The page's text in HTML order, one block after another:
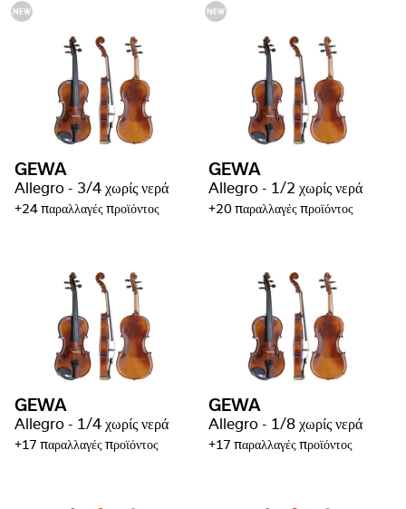
GEWA
Allegro - 3/4 χωρίς νερά
+24 παραλλαγές προϊόντος
GEWA
Allegro - 1/2 χωρίς νερά
+20 παραλλαγές προϊόντος
GEWA
Allegro - 1/4 χωρίς νερά
+17 παραλλαγές προϊόντος
GEWA
Allegro - 1/8 χωρίς νερά
+17 παραλλαγές προϊόντος